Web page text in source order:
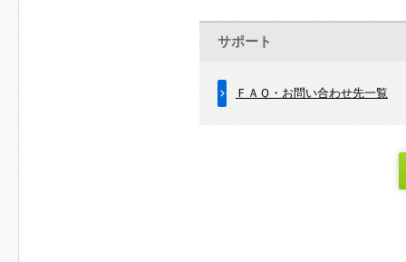
サポート
ＦＡＱ・お問い合わせ先一覧